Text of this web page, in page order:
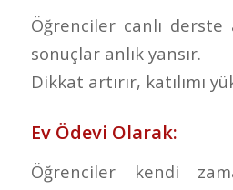
Öğrenciler canlı derste
sonuçlar anlık yansır.
Dikkat artırır, katılımı
Ev Ödevi Olarak:
Öğrenciler kendi